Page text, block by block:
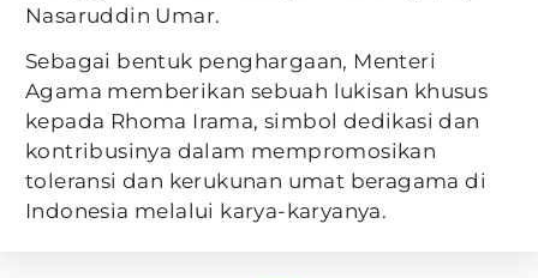
Nasaruddin Umar.
Sebagai bentuk penghargaan, Menteri
Agama memberikan sebuah lukisan khusus
kepada Rhoma Irama, simbol dedikasi dan
kontribusinya dalam mempromosikan
toleransi dan kerukunan umat beragama di
Indonesia melalui karya-karyanya.